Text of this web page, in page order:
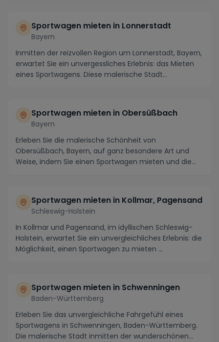
Sportwagen mieten in Lonnerstadt
Bayern
Inmitten der reizvollen Region um Lonnerstadt, Bayern,
erwartet Sie ein unvergessliches Erlebnis: das Mieten
eines Sportwagens. Diese malerische Stadt...
Sportwagen mieten in Obersüßbach
Bayern
Erleben Sie die malerische Schönheit von
Obersüßbach, Bayern, auf ganz besondere Art und
Weise, indem Sie einen Sportwagen mieten und die
Sportwagen mieten in Kollmar, Pagensand
Schleswig-Holstein
In Kollmar und Pagensand, im idyllischen Schleswig-
Holstein, erwartet Sie ein unvergleichliches Erlebnis: die
Möglichkeit, einen Sportwagen zu mieten ...
Sportwagen mieten in Schwenningen
Baden-Württemberg
Erleben Sie das unvergleichliche Fahrgefühl eines
Sportwagens in Schwenningen, Baden-Württemberg.
Die malerische Stadt inmitten der wunderschönen